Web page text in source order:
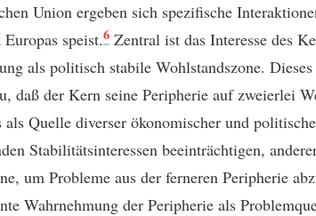
Union ergeben sich spezifische
speist.6 Zentral ist das Interesse des
als politisch stabile Wohlstandszone.
daß der Kern seine Peripherie auf zweierlei
als Quelle diverser ökonomischer und
Stabilitätsinteressen beeinträchtigen,
um Probleme aus der ferneren Peripherie
Wahrnehmung der Peripherie als